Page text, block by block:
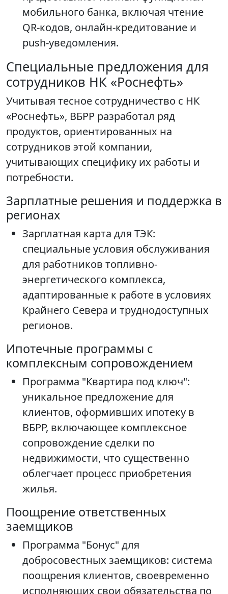
мобильного банка, включая чтение
QR-кодов, онлайн-кредитование и
push-уведомления.
Специальные предложения для
сотрудников НК «Роснефть»
Учитывая тесное сотрудничество с НК
«Роснефть», ВБРР разработал ряд
продуктов, ориентированных на
сотрудников этой компании,
учитывающих специфику их работы и
потребности.
Зарплатные решения и поддержка в
регионах
Зарплатная карта для ТЭК:
специальные условия обслуживания
для работников топливно-
энергетического комплекса,
адаптированные к работе в условиях
Крайнего Севера и труднодоступных
регионов.
Ипотечные программы с
комплексным сопровождением
Программа "Квартира под ключ":
уникальное предложение для
клиентов, оформивших ипотеку в
ВБРР, включающее комплексное
сопровождение сделки по
недвижимости, что существенно
облегчает процесс приобретения
жилья.
Поощрение ответственных
заемщиков
Программа "Бонус" для
добросовестных заемщиков: система
поощрения клиентов, своевременно
исполняющих свои обязательства по